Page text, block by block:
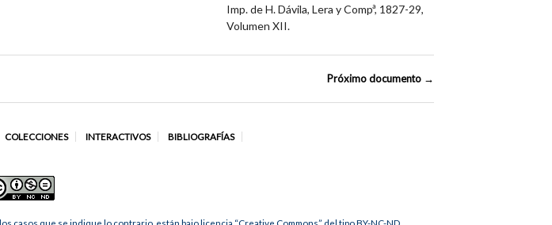
Imp. de H. Dávila, Lera y Compª, 1827-29,
Volumen XII.
Próximo documento →
COLECCIONES INTERACTIVOS BIBLIOGRAFÍAS
casos que se indique lo contrario, están bajo licencia “Creative Commons” del tipo BY-NC-ND